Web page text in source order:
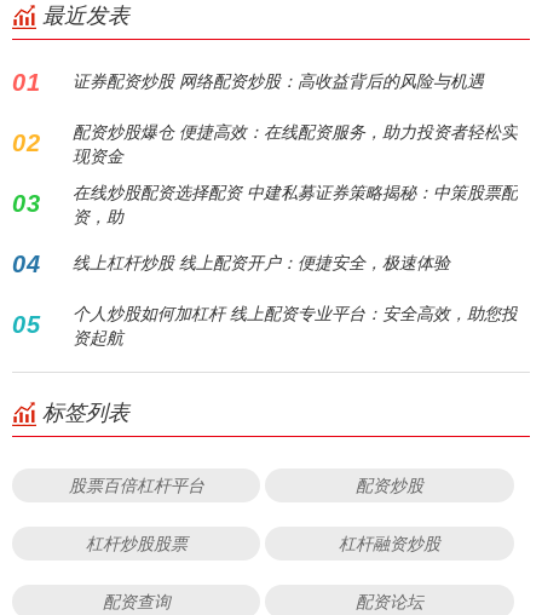
最近发表
01 证券配资炒股 网络配资炒股：高收益背后的风险与机遇
02
配资炒股爆仓 便捷高效：在线配资服务，助力投资者轻松实
现资金
03
在线炒股配资选择配资 中建私募证券策略揭秘：中策股票配
资，助
04 线上杠杆炒股 线上配资开户：便捷安全，极速体验
05
个人炒股如何加杠杆 线上配资专业平台：安全高效，助您投
资起航
标签列表
股票百倍杠杆平台 配资炒股
杠杆炒股股票 杠杆融资炒股
配资查询 配资论坛